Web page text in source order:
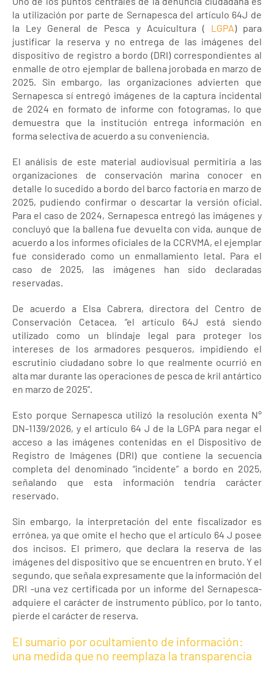
la utilización por parte de Sernapesca del artículo 64J de
la Ley General de Pesca y Acuicultura ( LGPA) para
justificar la reserva y no entrega de las imágenes del
dispositivo de registro a bordo (DRI) correspondientes al
enmalle de otro ejemplar de ballena jorobada en marzo de
2025. Sin embargo, las organizaciones advierten que
Sernapesca sí entregó imágenes de la captura incidental
de 2024 en formato de informe con fotogramas, lo que
demuestra que la institución entrega información en
forma selectiva de acuerdo a su conveniencia.
El análisis de este material audiovisual permitiría a las
organizaciones de conservación marina conocer en
detalle lo sucedido a bordo del barco factoría en marzo de
2025, pudiendo confirmar o descartar la versión oficial.
Para el caso de 2024, Sernapesca entregó las imágenes y
concluyó que la ballena fue devuelta con vida, aunque de
acuerdo a los informes oficiales de la CCRVMA, el ejemplar
fue considerado como un enmallamiento letal. Para el
caso de 2025, las imágenes han sido declaradas
reservadas.
De acuerdo a Elsa Cabrera, directora del Centro de
Conservación Cetacea, “el artículo 64J está siendo
utilizado como un blindaje legal para proteger los
intereses de los armadores pesqueros, impidiendo el
escrutinio ciudadano sobre lo que realmente ocurrió en
alta mar durante las operaciones de pesca de kril antártico
en marzo de 2025”.
Esto porque Sernapesca utilizó la resolución exenta N°
DN-1139/2026, y el artículo 64 J de la LGPA para negar el
acceso a las imágenes contenidas en el Dispositivo de
Registro de Imágenes (DRI) que contiene la secuencia
completa del denominado “incidente” a bordo en 2025,
señalando que esta información tendría carácter
reservado.
Sin embargo, la interpretación del ente fiscalizador es
errónea, ya que omite el hecho que el artículo 64 J posee
dos incisos. El primero, que declara la reserva de las
imágenes del dispositivo que se encuentren en bruto. Y el
segundo, que señala expresamente que la información del
DRI -una vez certificada por un informe del Sernapesca-
adquiere el carácter de instrumento público, por lo tanto,
pierde el carácter de reserva.
El sumario por ocultamiento de información:
una medida que no reemplaza la transparencia